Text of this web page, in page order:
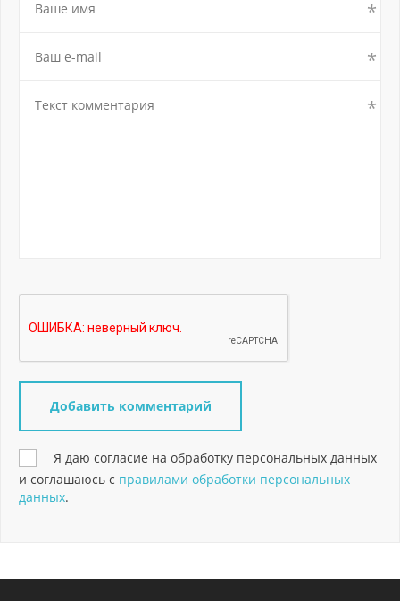
Я даю согласие на обработку персональных данных
и соглашаюсь с правилами обработки персональных
данных.